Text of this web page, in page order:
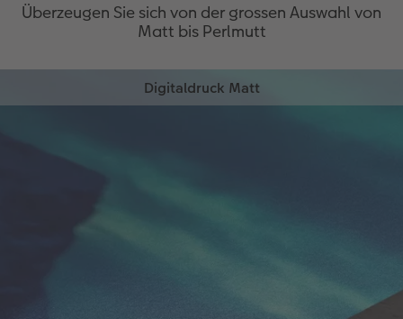
Überzeugen Sie sich von der grossen Auswahl von
Matt bis Perlmutt
Digitaldruck Matt